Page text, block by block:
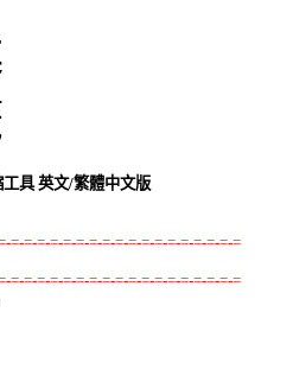
具 英文/繁體中文版
=-=-=-=-=-=-=-=-=-=-=-=-=-=-=-=-=-=
=-=-=-=-=-=-=-=-=-=-=-=-=-=-=-=-=-=